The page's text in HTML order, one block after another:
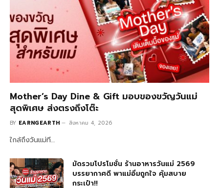
Mother’s Day Dine & Gift มอบของขวัญวันแม่
สุดพิเศษ ส่งตรงถึงโต๊ะ
BY EARNGEARTH สิงหาคม 4, 2026
ใกล้ถึงวันแม่ที…
มัดรวมโปรโมชั่น ร้านอาหารวันแม่ 2569
บรรยากาศดี พาแม่อิ่มถูกใจ คุ้มสบาย
กระเป๋า!!